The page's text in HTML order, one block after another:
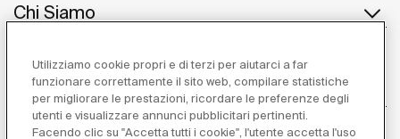
Chi Siamo
Ispirazione
Seguiteci
Utilizziamo cookie propri e di terzi per aiutarci a far
funzionare correttamente il sito web, compilare statistiche
per migliorare le prestazioni, ricordare le preferenze degli
utenti e visualizzare annunci pubblicitari pertinenti.
Facendo clic su "Accetta tutti i cookie", l'utente accetta l'uso